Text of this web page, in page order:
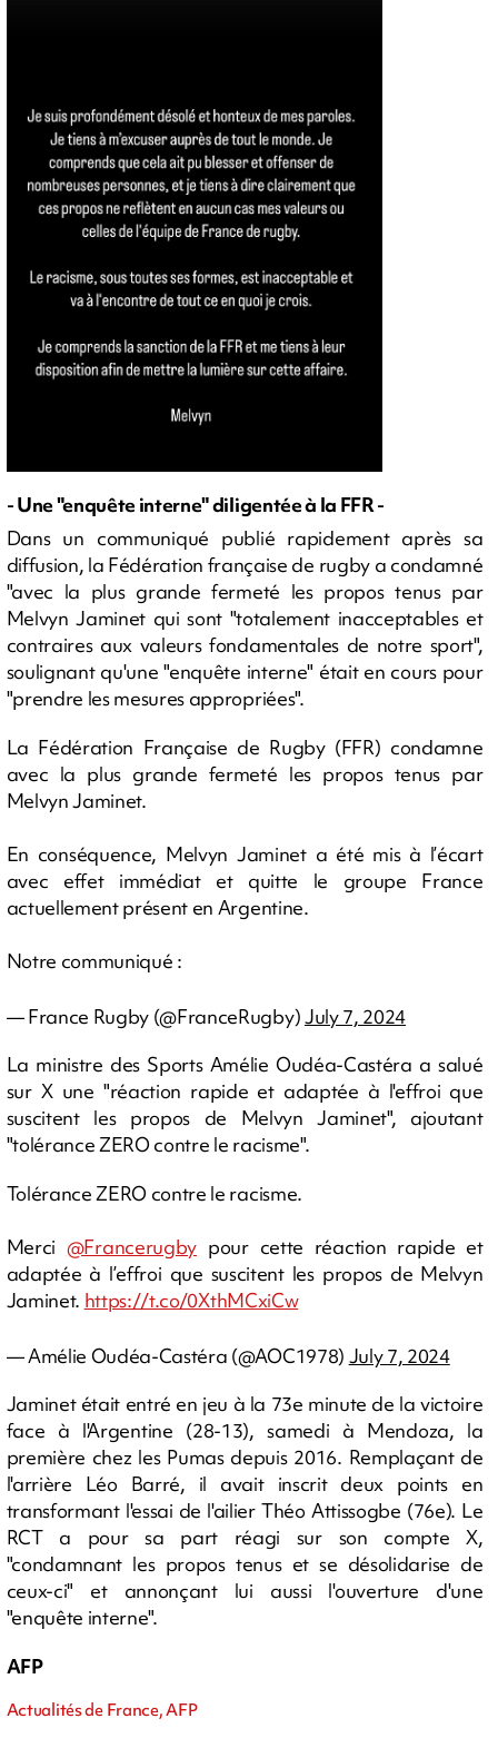
- Une "enquête interne" diligentée à la FFR -
Dans un communiqué publié rapidement après sa
diffusion, la Fédération française de rugby a condamné
"avec la plus grande fermeté les propos tenus par
Melvyn Jaminet qui sont "totalement inacceptables et
contraires aux valeurs fondamentales de notre sport",
soulignant qu'une "enquête interne" était en cours pour
"prendre les mesures appropriées".
La Fédération Française de Rugby (FFR) condamne
avec la plus grande fermeté les propos tenus par
Melvyn Jaminet.
En conséquence, Melvyn Jaminet a été mis à l’écart
avec effet immédiat et quitte le groupe France
actuellement présent en Argentine.
Notre communiqué :
— France Rugby (@FranceRugby)July 7, 2024
La ministre des Sports Amélie Oudéa-Castéra a salué
sur X une "réaction rapide et adaptée à l'effroi que
suscitent les propos de Melvyn Jaminet", ajoutant
"tolérance ZERO contre le racisme".
Tolérance ZERO contre le racisme.
Merci @Francerugbypour cette réaction rapide et
adaptée à l’effroi que suscitent les propos de Melvyn
Jaminet. https://t.co/0XthMCxiCw
— Amélie Oudéa-Castéra (@AOC1978) July 7, 2024
Jaminet était entré en jeu à la 73e minute de la victoire
face à l'Argentine (28-13), samedi à Mendoza, la
première chez les Pumas depuis 2016. Remplaçant de
l'arrière Léo Barré, il avait inscrit deux points en
transformant l'essai de l'ailier Théo Attissogbe (76e). Le
RCT a pour sa part réagi sur son compte X,
"condamnant les propos tenus et se désolidarise de
ceux-ci" et annonçant lui aussi l'ouverture d'une
"enquête interne".
AFP
Actualités de France, AFP